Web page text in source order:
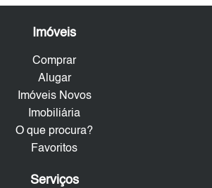
Imóveis
Comprar
Alugar
Imóveis Novos
Imobiliária
O que procura?
Favoritos
Serviços